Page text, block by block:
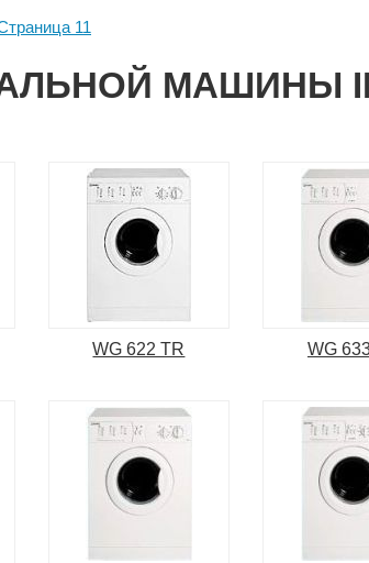
11
МАШИНЫ
WG 622 TR WG